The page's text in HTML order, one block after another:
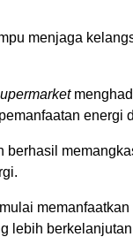
menjaga
energi
berhasil
lebih